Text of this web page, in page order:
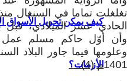
كيف يمكن تحويل الأسواق
الأزمات؟
تغلغلت تماما في السنغال
الحادي عشر الميلادي، قبل
وأن أوّل حاكم مسلم عمل
وعلومها فيما جاور البلاد
1401م (4).